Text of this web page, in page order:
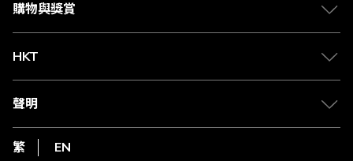
賺取積分
購物與獎賞
物流與配送
Club Shopping 商品領取站
常見問題
HKT
csl.
1010
HKT
聲明
私隱聲明
使用條款
繁 EN